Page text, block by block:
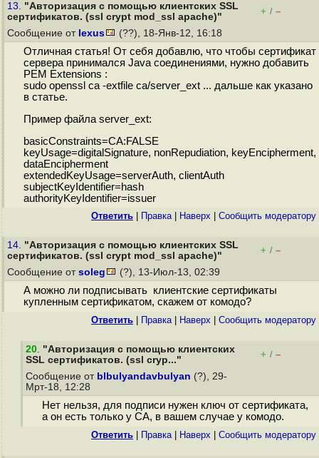
13. "Авторизация с помощью клиентских SSL
сертификатов. (ssl crypt mod_ssl apache)"
+ / –
Сообщение от lexus (??), 18-Янв-12, 16:18
Отличная статья! От себя добавлю, что чтобы сертификат
сервера принимался Java соединениями, нужно добавить
PEM Extensions :
sudo openssl ca -extfile ca/server_ext ... дальше как указано
в статье.
Пример файла server_ext:
basicConstraints=CA:FALSE
keyUsage=digitalSignature, nonRepudiation, keyEncipherment,
dataEncipherment
extendedKeyUsage=serverAuth, clientAuth
subjectKeyIdentifier=hash
authorityKeyIdentifier=issuer
Ответить Правка| Наверх Cообщить модератору
14. "Авторизация с помощью клиентских SSL
сертификатов. (ssl crypt mod_ssl apache)"
+ / –
Сообщение от soleg (?), 13-Июл-13, 02:39
А можно ли подписывать клиентские сертификаты
купленным сертификатом, скажем от комодо?
Ответить Правка| Наверх Cообщить модератору
20. "Авторизация с помощью клиентских
SSL сертификатов. (ssl cryp..."
+ / –
Сообщение от blbulyandavbulyan (?), 29-
Мрт-18, 12:28
Нет нельзя, для подписи нужен ключ от сертификата,
а он есть только у CA, в вашем случае у комодо.
Ответить Правка| Наверх Cообщить модератору